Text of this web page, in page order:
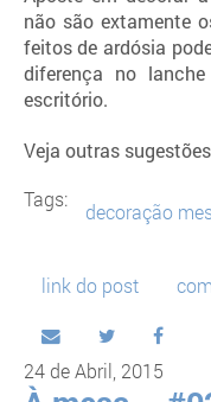
não são extamente
feitos de ardósia
diferença no
escritório.
Veja outras
Tags:
decoração
link do post
24 de Abril, 2015